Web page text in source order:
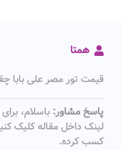
همتا
قیمت تور مصر علی بابا
پاسخ مشاور: باسلام،
لینک داخل مقاله کلیک
کسب کرده.